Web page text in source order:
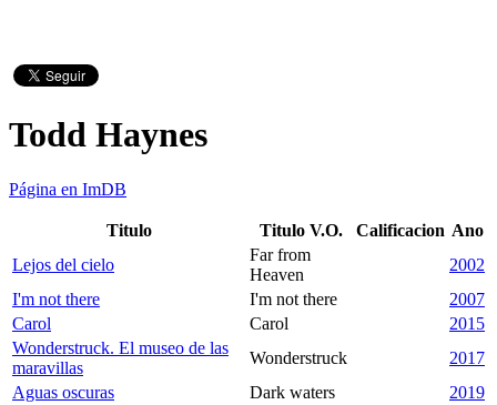
Todd Haynes
Página en ImDB
Titulo Titulo V.O. Calificacion Ano
Lejos del cielo
Far from
Heaven
2002
I'm not there
I'm not there
2007
Carol
Carol
2015
Wonderstruck. El museo de las
maravillas
Wonderstruck
2017
Aguas oscuras
Dark waters
2019